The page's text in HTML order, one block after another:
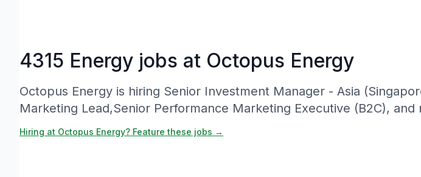
4315 Energy jobs at Octopus Energy
Octopus Energy is hiring Senior Investment Manager - Asia
Marketing Lead,Senior Performance Marketing Executive (B2C), and
Hiring at Octopus Energy? Feature these jobs →